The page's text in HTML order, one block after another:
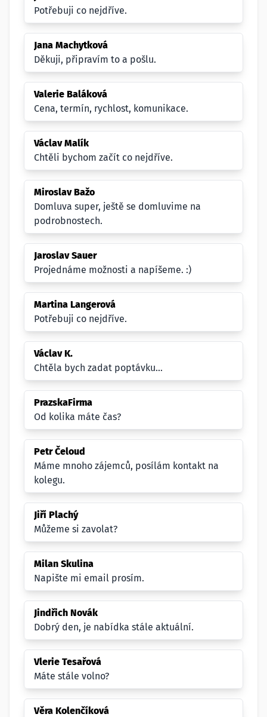
Potřebuji co nejdříve.
Jana Machytková
Děkuji, připravím to a pošlu.
Valerie Baláková
Cena, termín, rychlost, komunikace.
Václav Malík
Chtěli bychom začít co nejdříve.
Miroslav Bažo
Domluva super, ještě se domluvime na
podrobnostech.
Jaroslav Sauer
Projednáme možnosti a napíšeme. :)
Martina Langerová
Potřebuji co nejdříve.
Václav K.
Chtěla bych zadat poptávku...
PrazskaFirma
Od kolika máte čas?
Petr Čeloud
Máme mnoho zájemců, posílám kontakt na
kolegu.
Jiří Plachý
Můžeme si zavolat?
Milan Skulina
Napište mi email prosím.
Jindřich Novák
Dobrý den, je nabídka stále aktuální.
Vlerie Tesařová
Máte stále volno?
Věra Kolenčíková